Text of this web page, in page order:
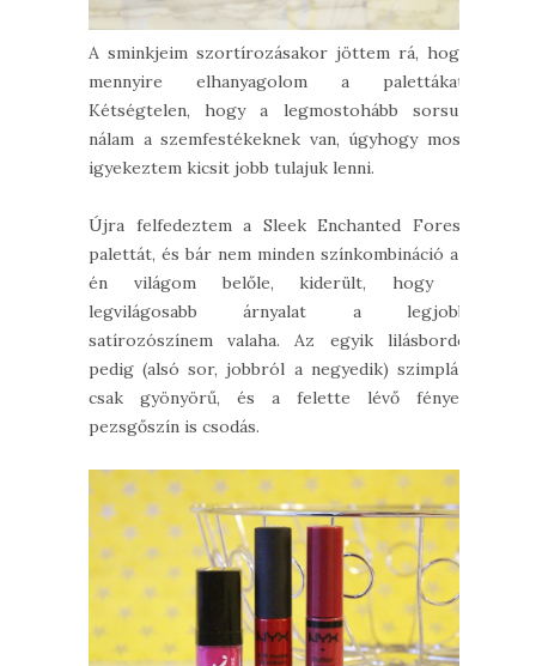
A sminkjeim szortírozásakor jöttem rá, hogy
mennyire elhanyagolom a palettákat.
Kétségtelen, hogy a legmostohább sorsuk
nálam a szemfestékeknek van, úgyhogy most
igyekeztem kicsit jobb tulajuk lenni.
Újra felfedeztem a Sleek Enchanted Forest
palettát, és bár nem minden színkombináció az
én világom belőle, kiderült, hogy a
legvilágosabb árnyalat a legjobb
satírozószínem valaha. Az egyik lilásbordó
pedig (alsó sor, jobbról a negyedik) szimplán
csak gyönyörű, és a felette lévő fényes
pezsgőszín is csodás.